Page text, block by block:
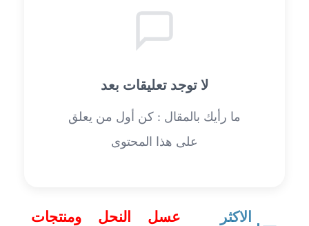
لا توجد تعليقات بعد
ما رأيك بالمقال : كن أول من يعلق
على هذا المحتوى
الاكثر
عسل النحل ومنتجات